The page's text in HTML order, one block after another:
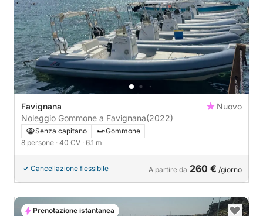
Favignana
Nuovo
Noleggio Gommone a Favignana(2022)
Senza capitano
Gommone
8 persone · 40 CV · 6.1 m
Cancellazione flessibile A partire da 260 € /giorno
Prenotazione istantanea